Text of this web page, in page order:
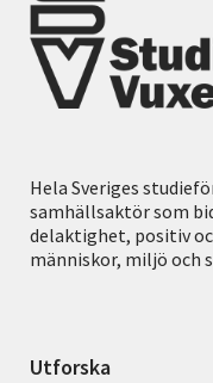
Hela Sveriges
samhällsaktör som
delaktighet, positiv
människor, miljö och
Utforska